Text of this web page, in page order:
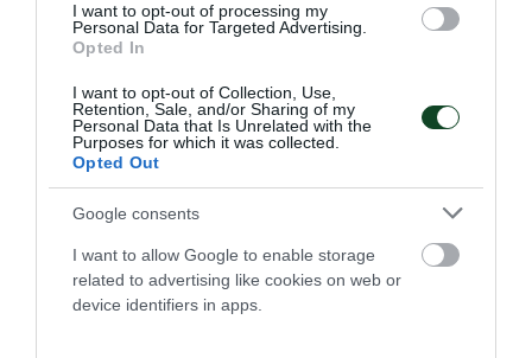
I want to opt-out of processing my
Personal Data for Targeted Advertising.
Opted In
I want to opt-out of Collection, Use,
Retention, Sale, and/or Sharing of my
Personal Data that Is Unrelated with the
Purposes for which it was collected.
Opted Out
Google consents
I want to allow Google to enable storage
related to advertising like cookies on web or
device identifiers in apps.
Στον Παναθηναϊκό η Peace Efih
Ο Παναθηναϊκός Αθλητικός Όμιλος ανακοινώνει την
έναρξη της συνεργασίας του με την Peace Efih για το
τμήμα ποδοσφαίρου γυναικών.
06.08.2026